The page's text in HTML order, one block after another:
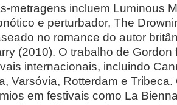
metragens incluem Luminous
e perturbador, The
no romance do autor
(2010). O trabalho de Gordon
internacionais, incluindo
Varsóvia, Rotterdam e
em festivais como La